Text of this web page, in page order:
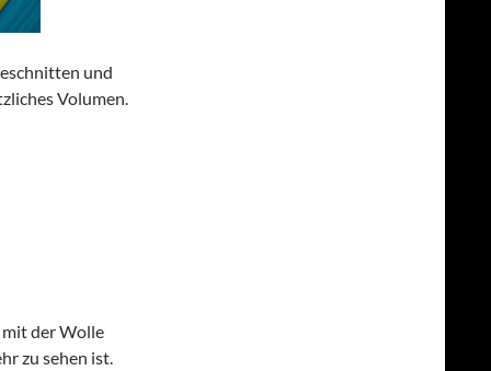
und
Volumen.
mit der Wolle
zu sehen ist.